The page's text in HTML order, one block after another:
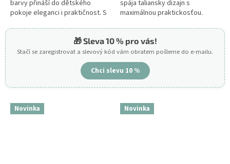
barvy přináší do dětského
pokoje eleganci i praktičnost. S
spája taliansky dizajn s
maximálnou praktickosťou.
moderne a útulne....
🎁 Sleva 10 % pro vás!
Stačí se zaregistrovat a slevový kód vám obratem pošleme do e-mailu.
Chci slevu 10 %
Novinka Novinka